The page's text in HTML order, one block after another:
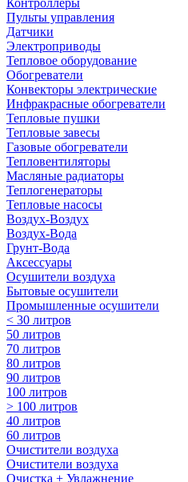
Контроллеры
Пульты управления
Датчики
Электроприводы
Тепловое оборудование
Обогреватели
Конвекторы электрические
Инфракрасные обогреватели
Тепловые пушки
Тепловые завесы
Газовые обогреватели
Тепловентиляторы
Масляные радиаторы
Теплогенераторы
Тепловые насосы
Воздух-Воздух
Воздух-Вода
Грунт-Вода
Аксессуары
Осушители воздуха
Бытовые осушители
Промышленные осушители
< 30 литров
50 литров
70 литров
80 литров
90 литров
100 литров
> 100 литров
40 литров
60 литров
Очистители воздуха
Очистители воздуха
Очистка + Увлажнение